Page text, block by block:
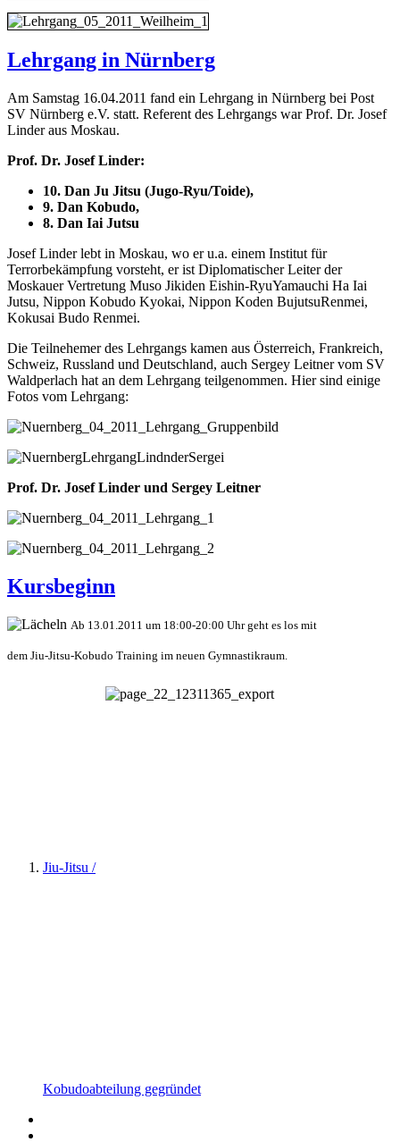
Lehrgang in Nürnberg
Am Samstag 16.04.2011 fand ein Lehrgang in Nürnberg bei Post
SV Nürnberg e.V. statt. Referent des Lehrgangs war Prof. Dr. Josef
Linder aus Moskau.
Prof. Dr. Josef Linder:
10. Dan Ju Jitsu (Jugo-Ryu/Toide),
9. Dan Kobudo,
8. Dan Iai Jutsu
Josef Linder lebt in Moskau, wo er u.a. einem Institut für
Terrorbekämpfung vorsteht, er ist Diplomatischer Leiter der
Moskauer Vertretung Muso Jikiden Eishin-RyuYamauchi Ha Iai
Jutsu, Nippon Kobudo Kyokai, Nippon Koden BujutsuRenmei,
Kokusai Budo Renmei.
Die Teilnehemer des Lehrgangs kamen aus Österreich, Frankreich,
Schweiz, Russland und Deutschland, auch Sergey Leitner vom SV
Waldperlach hat an dem Lehrgang teilgenommen. Hier sind einige
Fotos vom Lehrgang:
Prof. Dr. Josef Linder und Sergey Leitner
Kursbeginn
Ab 13.01.2011 um 18:00-20:00 Uhr geht es los mit
dem Jiu-Jitsu-Kobudo Training im neuen Gymnastikraum.
Jiu-Jitsu /
Kobudoabteilung gegründet